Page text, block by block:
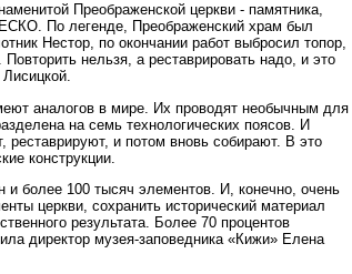
Преображенской церкви - памятника,
По легенде, Преображенский храм был
Нестор, по окончании работ выбросил топор,
нельзя, а реставрировать надо, и это
аналогов в мире. Их проводят необычным для
на семь технологических поясов. И
и потом вновь собирают. В это
конструкции.
и более 100 тысяч элементов. И, конечно, очень
церкви, сохранить исторический материал
результата. Более 70 процентов
директор музея-заповедника «Кижи» Елена